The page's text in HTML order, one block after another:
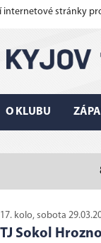
internetové stránky
O KLUBU
17. kolo, sobota
TJ Sokol